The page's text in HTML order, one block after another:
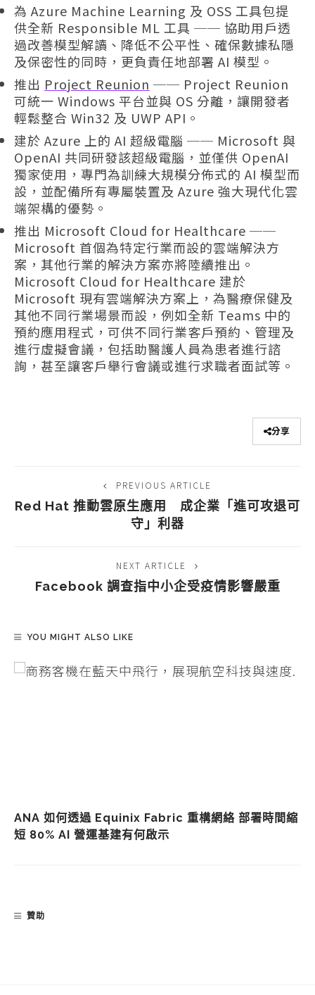
為 Azure Machine Learning 及 OSS 工具包提
供全新 Responsible ML 工具 ── 協助用戶透
過改善模型解讀、降低不公平性、確保數據私隱
及保密性的同時，更負責任地部署 AI 模型。
推出 Project Reunion ── Project Reunion
可統一 Windows 平台並與 OS 分離，讓開發者
輕鬆整合 Win32 及 UWP API。
建於 Azure 上的 AI 超級電腦 ── Microsoft 與
OpenAI 共同研發該超級電腦，並僅供 OpenAI
獨家使用，專門為訓練大規模分佈式的 AI 模型而
設，並配備所有專屬裝置及 Azure 強大現代化雲
端架構的優勢。
推出 Microsoft Cloud for Healthcare ──
Microsoft 首個為特定行業而設的雲端解決方
案，其他行業的解決方案亦將陸續推出。
Microsoft Cloud for Healthcare 建於
Microsoft 現有雲端解決方案上，為醫療保健及
其他不同行業場景而設，例如全新 Teams 中的
預約應用程式，可供不同行業客戶預約、管理及
進行虛擬會議，包括助醫護人員為患者進行諮
詢，甚至讓客戶舉行會議或進行求職者面試等。
分享
PREVIOUS ARTICLE
Red Hat 推動雲原生應用 成企業「進可攻退可
守」利器
NEXT ARTICLE
Facebook 調查指中小企受疫情影響嚴重
YOU MIGHT ALSO LIKE
ANA 如何透過 Equinix Fabric 重構網絡 部署時間縮
短 80% AI 營運基建有何啟示
贊助